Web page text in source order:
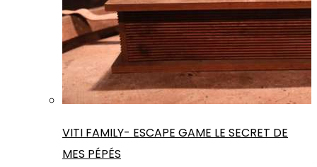
VITI FAMILY- ESCAPE GAME LE SECRET DE
MES PÉPÉS